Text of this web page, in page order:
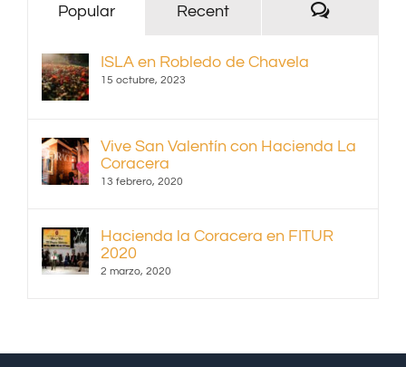
Popular Recent
ISLA en Robledo de Chavela
15 octubre, 2023
Vive San Valentín con Hacienda La
Coracera
13 febrero, 2020
Hacienda la Coracera en FITUR
2020
2 marzo, 2020